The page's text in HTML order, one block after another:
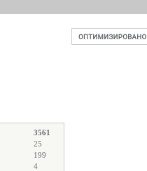
3561
25
199
4